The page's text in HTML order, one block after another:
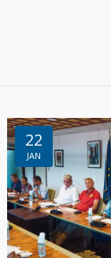
22
JAN